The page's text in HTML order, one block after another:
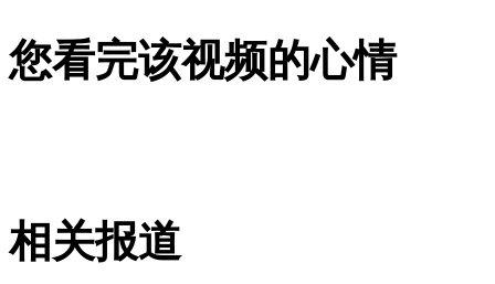
您看完该视频的心情
相关报道